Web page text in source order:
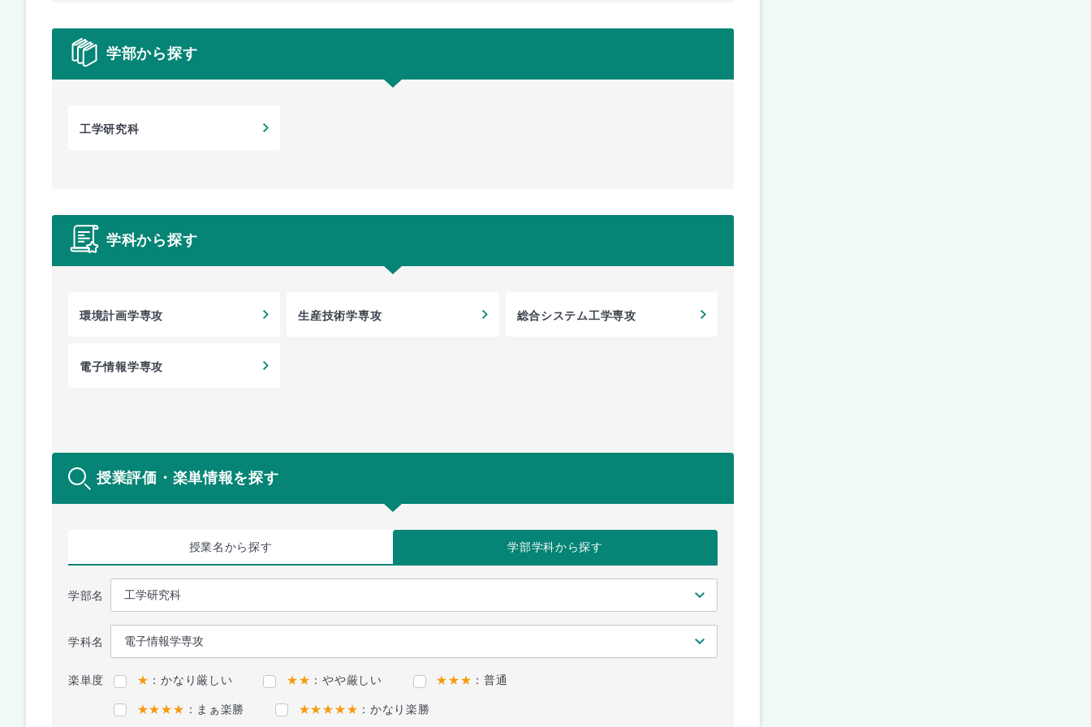
学部から探す
工学研究科
学科から探す
環境計画学専攻 生産技術学専攻 総合システム工学専攻
電子情報学専攻
授業評価・楽単情報を探す
授業名から探す 学部学科から探す
学部名
学科名
楽単度 ★ ：かなり厳しい ★★ ：やや厳しい ★★★ ：普通
★★★★ ：まぁ楽勝 ★★★★★ ：かなり楽勝